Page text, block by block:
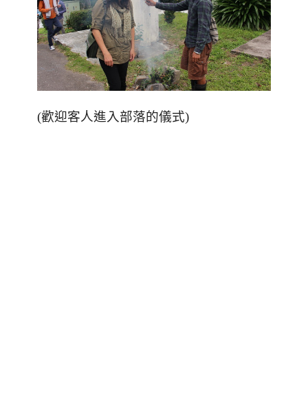
(歡迎客人進入部落的儀式)